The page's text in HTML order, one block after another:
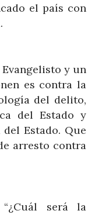
el país con
y un
es contra la
del delito,
del Estado y
Estado. Que
arresto contra
será la